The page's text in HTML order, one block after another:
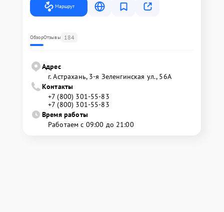
Маршрут
ОбзорОтзывы 184
Адрес
г. Астрахань, 3-я Зеленгинская ул., 56А
Контакты
+7 (800) 301-55-83
+7 (800) 301-55-83
Время работы
Работаем с 09:00 до 21:00